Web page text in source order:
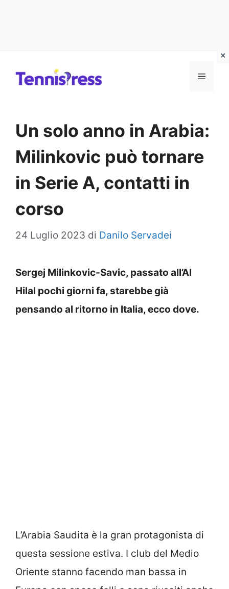
MENU
Un solo anno in Arabia:
Milinkovic può tornare
in Serie A, contatti in
corso
24 Luglio 2023 di Danilo Servadei
Sergej Milinkovic-Savic, passato all’Al
Hilal pochi giorni fa, starebbe già
pensando al ritorno in Italia, ecco dove.
L’Arabia Saudita è la gran protagonista di
questa sessione estiva. I club del Medio
Oriente stanno facendo man bassa in